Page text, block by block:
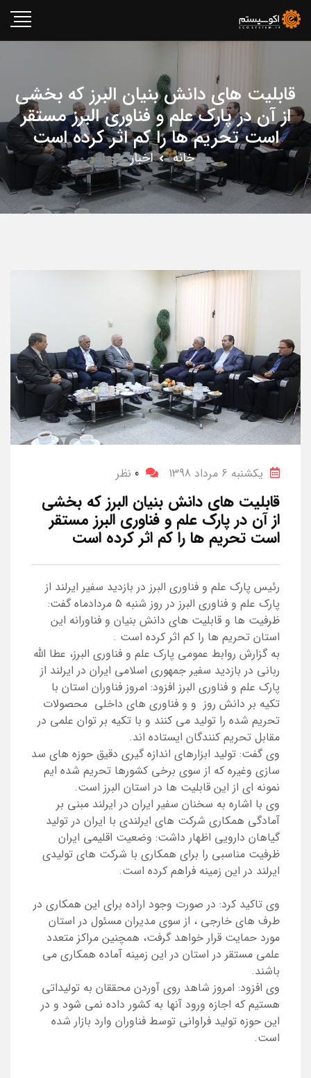
قابلیت های دانش بنیان البرز که بخشی
از آن در پارک علم و فناوری البرز مستقر
است تحریم ها را کم اثر کرده است
خانه اخبار
یکشنبه 6 مرداد 1398 0 نظر
قابلیت های دانش بنیان البرز که بخشی
از آن در پارک علم و فناوری البرز مستقر
است تحریم ها را کم اثر کرده است
رئیس پارک علم و فناوری البرز در بازدید سفیر ایرلند از
پارک علم و فناوری البرز در روز شنبه ۵ مردادماه گفت:
ظرفیت ها و قابلیت های دانش بنیان و فناورانه این
استان تحریم ها را کم اثر کرده است .
به گزارش روابط عمومی پارک علم و فناوری البرز، عطا الله
ربانی در بازدید سفیر جمهوری اسلامی ایران در ایرلند از
پارک علم و فناوری البرز افزود: امروز فناوران استان با
تکیه بر دانش روز و و فناوری های داخلی محصولات
تحریم شده را تولید می کنند و با تکیه بر توان علمی در
مقابل تحریم کنندگان ایستاده اند.
وی گفت: تولید ابزارهای اندازه گیری دقیق حوزه های سد
سازی وغیره که از سوی برخی کشورها تحریم شده ایم
نمونه ای از این قابلیت ها در استان البرز است.
وی با اشاره به سخنان سفیر ایران در ایرلند مبنی بر
آمادگی همکاری شرکت های ایرلندی با ایران در تولید
گیاهان دارویی اظهار داشت: وضعیت اقلیمی ایران
ظرفیت مناسبی را برای همکاری با شرکت های تولیدی
ایرلند در این زمینه فراهم کرده است.
وی تاکید کرد: در صورت وجود اراده برای این همکاری در
طرف های خارجی ، از سوی مدیران مسئول در استان
مورد حمایت قرار خواهد گرفت، همچنین مراکز متعدد
علمی مستقر در استان در این زمینه آماده همکاری می
باشند.
وی افزود: امروز شاهد روی آوردن محققان به تولیداتی
هستیم که اجازه ورود آنها به کشور داده نمی شود و در
این حوزه تولید فراوانی توسط فناوران وارد بازار شده
است.